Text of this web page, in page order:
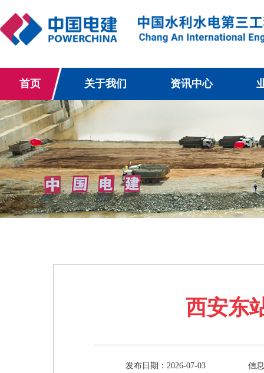
首页 关于我们 资讯中心
西安东
发布日期：2026-07-03 信